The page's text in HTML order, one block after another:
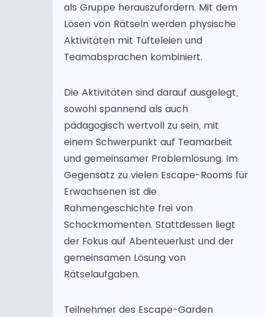
als Gruppe herauszufordern. Mit dem
Lösen von Rätseln werden physische
Aktivitäten mit Tüfteleien und
Teamabsprachen kombiniert.
Die Aktivitäten sind darauf ausgelegt,
sowohl spannend als auch
pädagogisch wertvoll zu sein, mit
einem Schwerpunkt auf Teamarbeit
und gemeinsamer Problemlösung. Im
Gegensatz zu vielen Escape-Rooms für
Erwachsenen ist die
Rahmengeschichte frei von
Schockmomenten. Stattdessen liegt
der Fokus auf Abenteuerlust und der
gemeinsamen Lösung von
Rätselaufgaben.
Teilnehmer des Escape-Garden